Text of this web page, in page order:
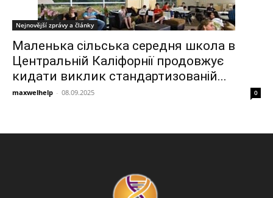
Nejnovější zprávy a články
Маленька сільська середня школа в
Центральній Каліфорнії продовжує
кидати виклик стандартизованій...
maxwelhelp - 08.09.2025 0